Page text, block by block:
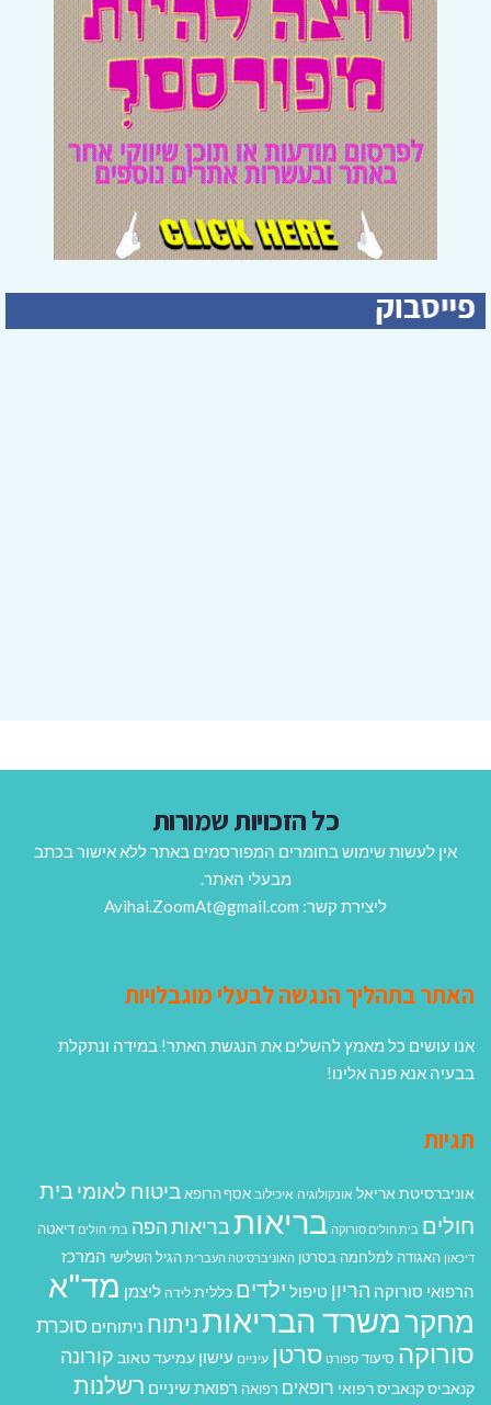
כל הזכויות שמורות
אין לעשות שימוש בחומרים המפורסמים באתר ללא אישור בכתב
מבעלי האתר.
ליצירת קשר: Avihai.ZoomAt@gmail.com
האתר בתהליך הנגשה לבעלי מוגבלויות
אנו עושים כל מאמץ להשלים את הנגשת האתר! במידה ונתקלת
בבעיה אנא פנה אלינו!
תגיות
אוניברסיטת אריאל אונקולוגיה איכילוב אסף הרופא ביטוח לאומיבית
חולים בית חולים סורוקה בריאות בריאות הפה בתי חולים דיאטה
דיכאון האגודה למלחמה בסרטן האוניברסיטה העברית הגיל השלישי המרכז
הרפואי סורוקה הריון טיפול ילדים כללית לידה ליצמן מד"א
מחקרמשרד הבריאות ניתוח ניתוחים סוכרת
סורוקה סיעוד ספורט סרטן עיניים עישון עמיעד טאוב קורונה
קנאביסקנאביס רפואי רופאים רפואה רפואת שיניים רשלנות